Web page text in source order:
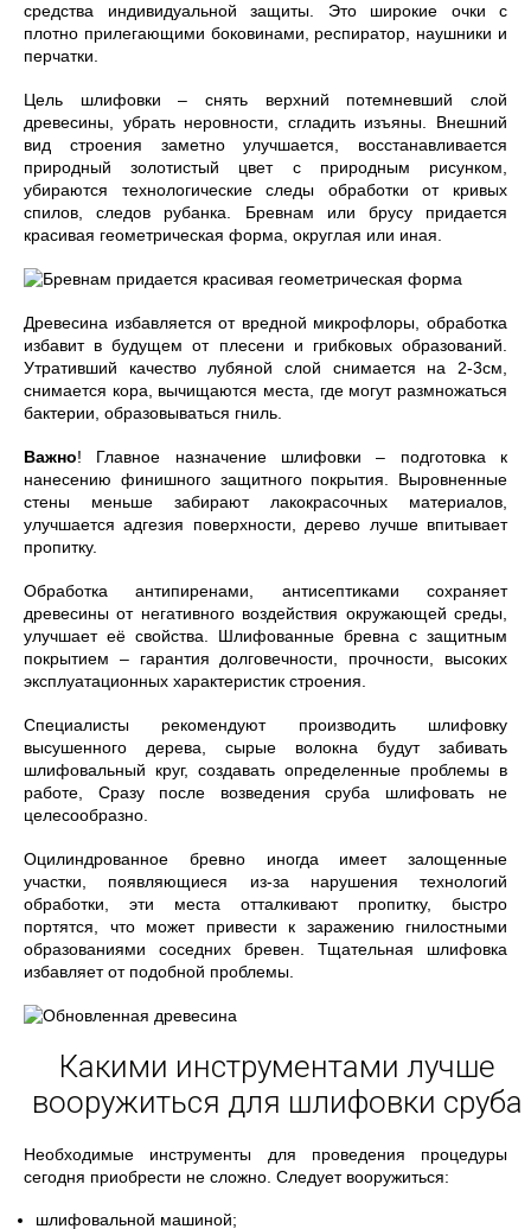
средства индивидуальной защиты. Это широкие очки с
плотно прилегающими боковинами, респиратор, наушники и
перчатки.
Цель шлифовки – снять верхний потемневший слой
древесины, убрать неровности, сгладить изъяны. Внешний
вид строения заметно улучшается, восстанавливается
природный золотистый цвет с природным рисунком,
убираются технологические следы обработки от кривых
спилов, следов рубанка. Бревнам или брусу придается
красивая геометрическая форма, округлая или иная.
Древесина избавляется от вредной микрофлоры, обработка
избавит в будущем от плесени и грибковых образований.
Утративший качество лубяной слой снимается на 2-3см,
снимается кора, вычищаются места, где могут размножаться
бактерии, образовываться гниль.
Важно! Главное назначение шлифовки – подготовка к
нанесению финишного защитного покрытия. Выровненные
стены меньше забирают лакокрасочных материалов,
улучшается адгезия поверхности, дерево лучше впитывает
пропитку.
Обработка антипиренами, антисептиками сохраняет
древесины от негативного воздействия окружающей среды,
улучшает её свойства. Шлифованные бревна с защитным
покрытием – гарантия долговечности, прочности, высоких
эксплуатационных характеристик строения.
Специалисты рекомендуют производить шлифовку
высушенного дерева, сырые волокна будут забивать
шлифовальный круг, создавать определенные проблемы в
работе, Сразу после возведения сруба шлифовать не
целесообразно.
Оцилиндрованное бревно иногда имеет залощенные
участки, появляющиеся из-за нарушения технологий
обработки, эти места отталкивают пропитку, быстро
портятся, что может привести к заражению гнилостными
образованиями соседних бревен. Тщательная шлифовка
избавляет от подобной проблемы.
Какими инструментами лучше
вооружиться для шлифовки сруба
Необходимые инструменты для проведения процедуры
сегодня приобрести не сложно. Следует вооружиться:
шлифовальной машиной;